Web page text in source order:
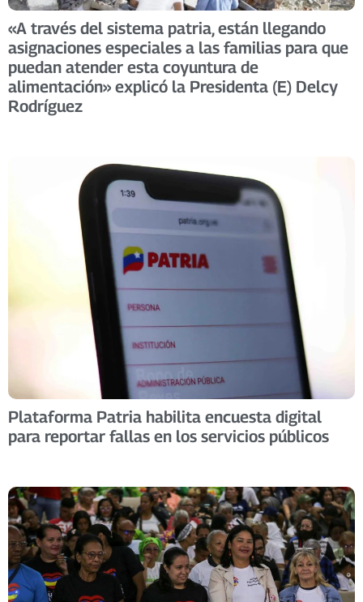
«A través del sistema patria, están llegando
asignaciones especiales a las familias para que
puedan atender esta coyuntura de
alimentación» explicó la Presidenta (E) Delcy
Rodríguez
Plataforma Patria habilita encuesta digital
para reportar fallas en los servicios públicos